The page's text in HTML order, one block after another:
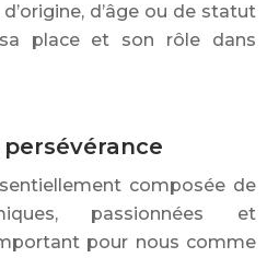
d’âge ou de statut
place et son rôle dans
composée de
passionnées et
pour nous comme